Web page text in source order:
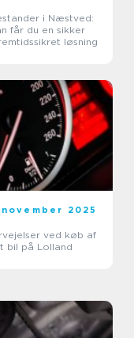
i Næstved:
får du en sikker
løsning
2025
ved køb af
bil på Lolland